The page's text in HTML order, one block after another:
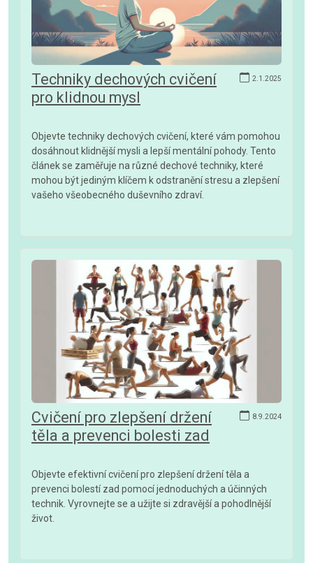
2.1.2025
Techniky dechových cvičení
pro klidnou mysl
Objevte techniky dechových cvičení, které vám pomohou
dosáhnout klidnější mysli a lepší mentální pohody. Tento
článek se zaměřuje na různé dechové techniky, které
mohou být jediným klíčem k odstranění stresu a zlepšení
vašeho všeobecného duševního zdraví.
8.9.2024
Cvičení pro zlepšení držení
těla a prevenci bolesti zad
Objevte efektivní cvičení pro zlepšení držení těla a
prevenci bolestí zad pomocí jednoduchých a účinných
technik. Vyrovnejte se a užijte si zdravější a pohodlnější
život.